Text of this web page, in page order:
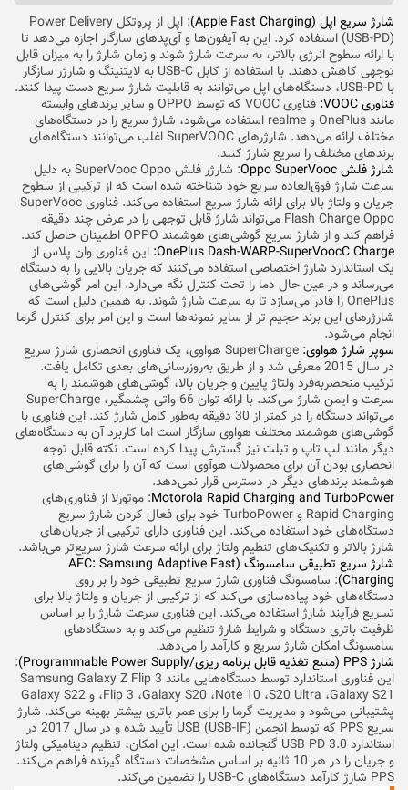
شارژ سریع اپل (Apple Fast Charging)
: اپل از پروتکل Power Delivery
(USB-PD) استفاده کرد. این به آیفون‌ها و آی‌پدهای سازگار اجازه می‌دهد تا
با ارائه سطوح انرژی بالاتر، به سرعت شارژ شوند و زمان شارژ را به میزان قابل
توجهی کاهش دهند. با استفاده از کابل USB-C به لایتنینگ و شارژر سازگار
با USB-PD، دستگاه‌های اپل می‌توانند به قابلیت شارژ سریع دست پیدا کنند.
فناوری VOOC:
فناوری VOOC که توسط OPPO و سایر برندهای وابسته
مانند OnePlus و realme استفاده می‌شود، شارژ سریع را در دستگاه‌های
مختلف ارائه می‌دهد. شارژرهای SuperVOOC اغلب می‌توانند دستگاه‌های
برندهای مختلف را سریع شارژ کنند.
شارژ فلش Oppo SuperVooc
: شارژر فلش SuperVooc Oppo به دلیل
سرعت شارژ فوق‌العاده سریع خود شناخته شده است که از ترکیبی از سطوح
جریان و ولتاژ بالا برای ارائه شارژ سریع استفاده می‌کند. فناوری SuperVooc
Flash Charge Oppo می‌تواند شارژ قابل توجهی را در عرض چند دقیقه
فراهم کند و از شارژ سریع گوشی‌های هوشمند OPPO
اطمینان حاصل کند.
OnePlus Dash-WARP-SuperVoocC Charge: این فناوری وان پلاس از
یک استاندارد شارژ اختصاصی استفاده می‌کنند که جریان بالایی را به دستگاه
می‌رساند و در عین حال دما را تحت کنترل نگه می‌دارد. این امر گوشی‌های
OnePlus را قادر می‌سازد تا به سرعت شارژ شوند. به همین دلیل است که
شارژرهای این برند حجیم تر از سایر نمونه‌ها است و این امر برای کنترل گرما
انجام می‌شود.
سوپر شارژ هواوی:
SuperCharge هواوی، یک فناوری انحصاری شارژ سریع
در سال 2015 معرفی شد و از طریق به‌روزرسانی‌های بعدی تکامل یافت.
ترکیب منحصربه‌فرد ولتاژ پایین و جریان بالا، گوشی‌های هوشمند را به
سرعت و ایمن شارژ می‌کند. با ارائه توان 66 واتی چشمگیر، SuperCharge
می‌تواند دستگاه را در کمتر از 30 دقیقه به‌طور کامل شارژ کند. این فناوری با
گوشی‌های هوشمند مختلف هواوی سازگار است اما کاربرد آن به دستگاه‌های
دیگر مانند لپ تاپ و تبلت نیز گسترش پیدا کرده است. نکته قابل توجه
انحصاری بودن آن برای محصولات هوآوی است که آن را برای گوشی‌های
هوشمند برندهای دیگر در دسترس قرار نمی‌دهد.
Motorola Rapid Charging and TurboPower: موتورلا از فناوری‌های
Rapid Charging و TurboPower خود برای فعال کردن شارژ سریع
دستگاه‌های خود استفاده می‌کند. این فناوری دارای ترکیبی از جریان‌های
شارژ بالاتر و تکنیک‌های تنظیم ولتاژ برای ارائه سرعت شارژ سریع‌تر می‌باشد.
شارژ سریع تطبیقی ​​سامسونگ (AFC: Samsung Adaptive Fast
Charging) : سامسونگ فناوری شارژ سریع تطبیقی ​​خود را بر روی
دستگاه‌های خود پیاده‌سازی می‌کند که از ترکیبی از جریان و ولتاژ بالا برای
تسریع فرآیند شارژ استفاده می‌کند. این فناوری سرعت شارژ را بر اساس
ظرفیت باتری دستگاه و شرایط شارژ تنظیم می‌کند و به دستگاه‌های
سامسونگ امکان شارژ سریع و کارآمد را می‌دهد.
شارژ PPS (منبع تغذیه قابل برنامه ریزی/Programmable Power Supply)
:
این فناوری استاندارد توسط دستگاه‌هایی مانند Samsung Galaxy Z Flip 3
،Flip 3 ،Galaxy S20 ،Note 10 ،S20 Ultra ،Galaxy S21 و Galaxy S22
پشتیبانی می‌شود و مدیریت گرما را برای عمر باتری بیشتر بهینه می‌کند. شارژ
سریع PPS که توسط انجمن USB (USB-IF) تأیید شده و در سال 2017 در
استاندارد USB PD 3.0 گنجانده شده است. این امکان، تنظیم دینامیکی ولتاژ
و جریان را در هر 10 ثانیه بر اساس مشخصات دستگاه گیرنده فراهم می‌کند.
PPS شارژ کارآمد دستگاه‌های USB-C را تضمین می‌کند.